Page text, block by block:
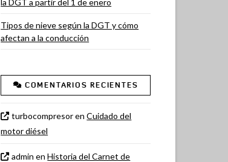
la DGT a partir del 1 de enero
Tipos de nieve según la DGT y cómo
afectan a la conducción
COMENTARIOS RECIENTES
turbocompresorenCuidado del
motor diésel
admin enHistoria del Carnet de